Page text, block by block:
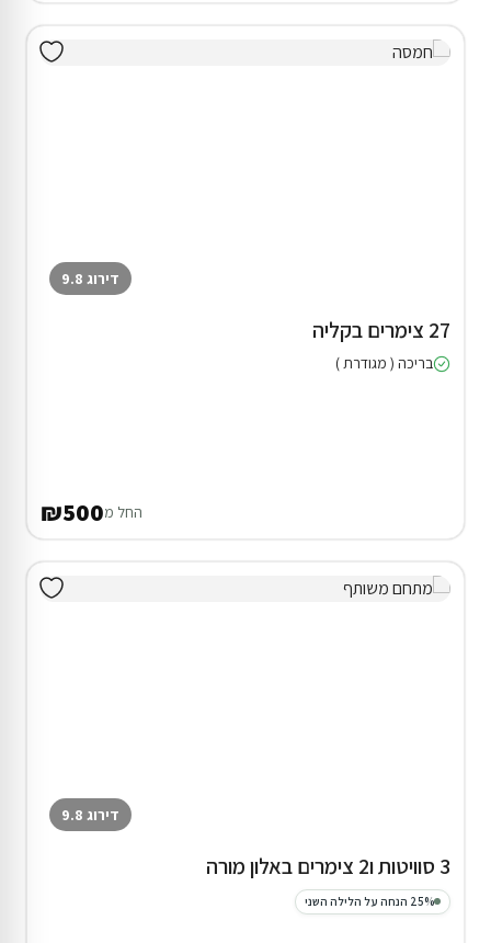
דירוג 9.8
27 צימרים בקליה
בריכה ( מגודרת )
החל מ₪500
דירוג 9.8
3 סוויטות ו2 צימרים באלון מורה
25% הנחה על הלילה השני